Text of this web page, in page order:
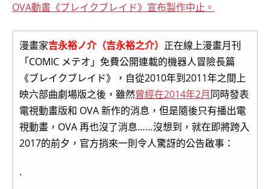
OVA動畫《ブレイクブレイド》宣布製作中止。
漫畫家吉永裕ノ介（吉永裕之介） 正在線上漫畫月刊
「COMIC メテオ」免費公開連載的機器人冒險長篇
《ブレイクブレイド》，自從2010年到2011年之間上
映六部曲劇場版之後，雖然曾經在2014年2月同時發表
電視動畫版和 OVA 新作的消息，但是隨後只有播出電
視動畫，OVA 再也沒了消息……沒想到，就在即將跨入
2017的前夕，官方捎來一則令人驚訝的公告啟事：
.